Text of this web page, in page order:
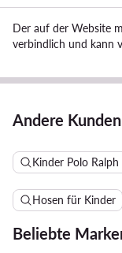
Der auf der Website
verbindlich und kann
Andere
Kinder Polo Ralph
Hosen für Kinder
Beliebte